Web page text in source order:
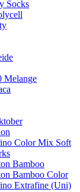
Socks
Melange
Color Mix Soft
Bamboo
Bamboo Color
Extrafine (Uni)